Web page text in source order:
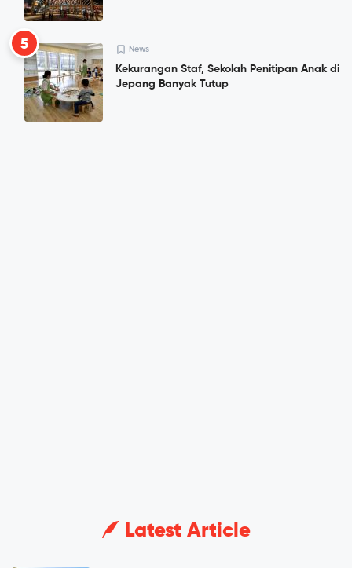
5 News
Kekurangan Staf, Sekolah Penitipan Anak di
Jepang Banyak Tutup
Latest Article